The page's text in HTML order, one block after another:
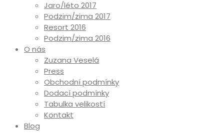
Jaro/léto 2017
Podzim/zima 2017
Resort 2016
Podzim/zima 2016
O nás
Zuzana Veselá
Press
Obchodní podmínky
Dodací podmínky
Tabulka velikostí
Kontakt
Blog